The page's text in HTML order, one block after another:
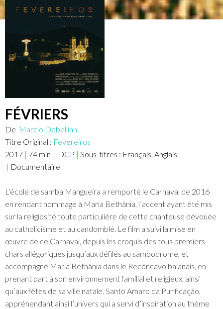
FÉVRIERS
De Marcio Debellian
Titre Original : Fevereiros
2017 | 74 min | DCP | Sous-titres : Français, Anglais
| Documentaire
L’école de samba Mangueira a remporté le Carnaval de 2016
en rendant hommage à Maria Bethânia, l’accent ayant été mis
sur la religiosité toute particulière de cette chanteuse dévouée
au catholicisme et au candomblé. Le film a suivi la mise en
œuvre de ce Carnaval, depuis les croquis des tous premiers
chars allégoriques jusqu’aux défilés au sambodrome, et
accompagné Maria Bethânia dans le Recôncavo baianais, en
prenant part à son environnement familial et religieux, ainsi
qu’aux fêtes de sa ville natale, Santo Amaro da Purificação,
appréhendant ainsi l’univers qui a servi d’inspiration au thème